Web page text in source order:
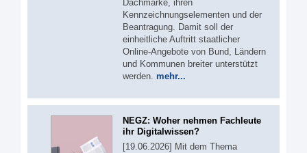
Dachmarke, ihren
Kennzeichnungselementen und der
Beantragung. Damit soll der
einheitliche Auftritt staatlicher
Online-Angebote von Bund, Ländern
und Kommunen breiter unterstützt
werden. mehr...
NEGZ: Woher nehmen Fachleute
ihr Digitalwissen?
[19.06.2026] Mit dem Thema